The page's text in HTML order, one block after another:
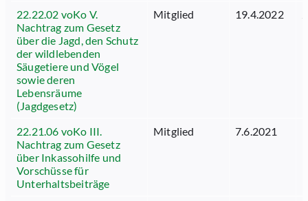
22.22.02 voKo V.
Nachtrag zum Gesetz
über die Jagd, den Schutz
der wildlebenden
Säugetiere und Vögel
sowie deren
Lebensräume
(Jagdgesetz)
Mitglied 19.4.2022
22.21.06 voKo III.
Nachtrag zum Gesetz
über Inkassohilfe und
Vorschüsse für
Unterhaltsbeiträge
Mitglied 7.6.2021